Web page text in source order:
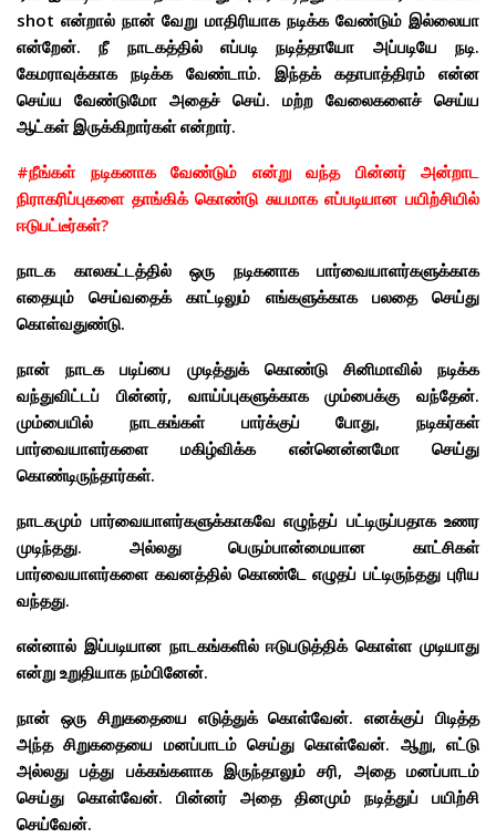
shot என்றால் நான் வேறு மாதிரியாக நடிக்க வேண்டும் இல்லையா
என்றேன். நீ நாடகத்தில் எப்படி நடித்தாயோ அப்படியே நடி.
கேமராவுக்காக நடிக்க வேண்டாம். இந்தக் கதாபாத்திரம் என்ன
செய்ய வேண்டுமோ அதைச் செய். மற்ற வேலைகளைச் செய்ய
ஆட்கள் இருக்கிறார்கள் என்றார்.
#நீங்கள் நடிகனாக வேண்டும் என்று வந்த பின்னர் அன்றாட
நிராகரிப்புகளை தாங்கிக் கொண்டு சுயமாக எப்படியான பயிற்சியில்
ஈடுபட்டீர்கள்?
நாடக காலகட்டத்தில் ஒரு நடிகனாக பார்வையாளர்களுக்காக
எதையும் செய்வதைக் காட்டிலும் எங்களுக்காக பலதை செய்து
கொள்வதுண்டு.
நான் நாடக படிப்பை முடித்துக் கொண்டு சினிமாவில் நடிக்க
வந்துவிட்டப் பின்னர், வாய்ப்புகளுக்காக மும்பைக்கு வந்தேன்.
மும்பையில் நாடகங்கள் பார்க்குப் போது, நடிகர்கள்
பார்வையாளர்களை மகிழ்விக்க என்னென்னமோ செய்து
கொண்டிருந்தார்கள்.
நாடகமும் பார்வையாளர்களுக்காகவே எழுந்தப் பட்டிருப்பதாக உணர
முடிந்தது. அல்லது பெரும்பான்மையான காட்சிகள்
பார்வையாளர்களை கவனத்தில் கொண்டே எழுதப் பட்டிருந்தது புரிய
வந்தது.
என்னால் இப்படியான நாடகங்களில் ஈடுபடுத்திக் கொள்ள முடியாது
என்று உறுதியாக நம்பினேன்.
நான் ஒரு சிறுகதையை எடுத்துக் கொள்வேன். எனக்குப் பிடித்த
அந்த சிறுகதையை மனப்பாடம் செய்து கொள்வேன். ஆறு, எட்டு
அல்லது பத்து பக்கங்களாக இருந்தாலும் சரி, அதை மனப்பாடம்
செய்து கொள்வேன். பின்னர் அதை தினமும் நடித்துப் பயிற்சி
செய்வேன்.